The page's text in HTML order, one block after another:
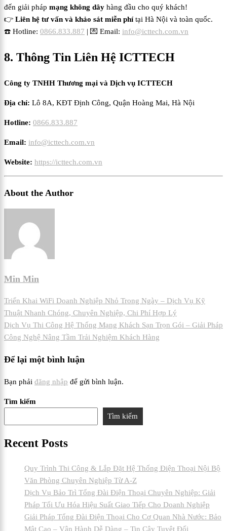
đến giải pháp mạng không dây hàng đầu cho quý khách!
👉 Liên hệ tư vấn và khảo sát miễn phítại Hà Nội và toàn quốc.
☎️ Hotline: 0866.833.887 | 💌 Email: info@icttech.com.vn
8. Thông Tin Liên Hệ ICTTECH
Công ty TNHH Thương mại và Dịch vụ ICTTECH
Địa chỉ: Lô 8A, KĐT Định Công, Quận Hoàng Mai, Hà Nội
Hotline: 0866.833.887
Email: info@icttech.com.vn
Website: https://icttech.com.vn
About the Author
Min Min
Điều
hướng
bài
viết
Triển Khai WiFi Doanh Nghiệp Nhỏ Trong Ngày – Dịch Vụ Kỹ
Thuật Nhanh Chóng, Chuyên Nghiệp, Chi Phí Hợp Lý
Dịch Vụ Thi Công Hệ Thống Mạng Khách Sạn Trọn Gói – Giải Pháp
Công Nghệ Nâng Tầm Trải Nghiệm Khách Hàng
Để lại một bình luận
Bạn phải đăng nhập để gửi bình luận.
Tìm kiếm
Tìm kiếm
Recent Posts
Quy Trình Thi Công & Lắp Đặt Hệ Thống Điện Thoại Nội Bộ
Văn Phòng Chuyên Nghiệp Từ A-Z
Dịch Vụ Bảo Trì Tổng Đài Điện Thoại Chuyên Nghiệp: Giải
Pháp Tối Ưu Hóa Hiệu Suất Giao Tiếp Cho Doanh Nghiệp
Giải Pháp Tổng Đài Điện Thoại Cho Cơ Quan Nhà Nước: Bảo
Mật Cao – Vận Hành Dễ Dàng – Tin Cậy Tuyệt Đối